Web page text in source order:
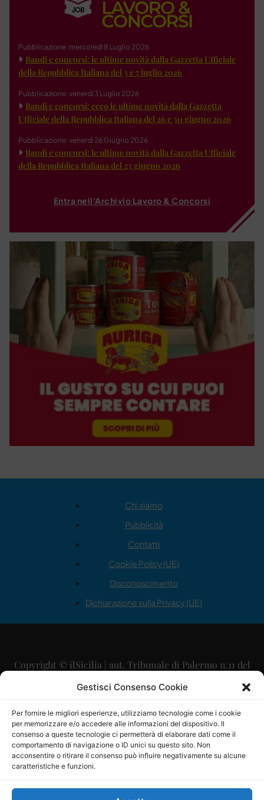
Gestisci Consenso Cookie
Per fornire le migliori esperienze, utilizziamo tecnologie come i cookie
per memorizzare e/o accedere alle informazioni del dispositivo. Il
consenso a queste tecnologie ci permetterà di elaborare dati come il
comportamento di navigazione o ID unici su questo sito. Non
acconsentire o ritirare il consenso può influire negativamente su alcune
caratteristiche e funzioni.
Pubblicazione: mercoledì 8 Luglio 2026
Bandi e concorsi: le ultime novità dalla Gazzetta Ufficiale
della Repubblica Italiana del 3 e 7 luglio 2026
Pubblicazione: venerdì 3 Luglio 2026
Bandi e concorsi: ecco le ultime novità dalla Gazzetta
Ufficiale della Repubblica Italiana del 26 e 30 giugno 2026
Pubblicazione: venerdì 26 Giugno 2026
Bandi e concorsi: le ultime novità dalla Gazzetta Ufficiale
della Repubblica Italiana del 23 giugno 2026
Entra nell'Archivio Lavoro & Concorsi
Chi siamo
Pubblicità
Contatti
Cookie Policy (UE)
Disconoscimento
Dichiarazione sulla Privacy (UE)
Copyright © ilSicilia | aut. Tribunale di Palermo n.11 del
29/09/2015
Direttore Editoriale: Maurizio Scaglione
Direttore Responsabile: Maria Calabrese